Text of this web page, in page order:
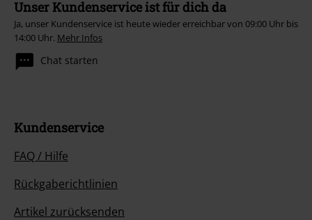
Unser Kundenservice ist für dich da
Ja, unser Kundenservice ist heute wieder erreichbar von 09:00 Uhr bis
14:00 Uhr. Mehr Infos
Chat starten
Kundenservice
FAQ / Hilfe
Rückgaberichtlinien
Artikel zurücksenden